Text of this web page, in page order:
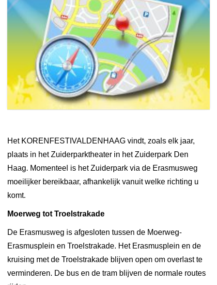
Het KORENFESTIVALDENHAAG vindt, zoals elk jaar,
plaats in het Zuiderparktheater in het Zuiderpark Den
Haag. Momenteel is het Zuiderpark via de Erasmusweg
moeilijker bereikbaar, afhankelijk vanuit welke richting u
komt.
Moerweg tot Troelstrakade
De Erasmusweg is afgesloten tussen de Moerweg-
Erasmusplein en Troelstrakade. Het Erasmusplein en de
kruising met de Troelstrakade blijven open om overlast te
verminderen. De bus en de tram blijven de normale routes